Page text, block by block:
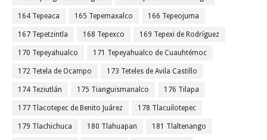
164 Tepeaca 165 Tepemaxalco 166 Tepeojuma
167 Tepetzintla 168 Tepexco 169 Tepexi de Rodríguez
170 Tepeyahualco 171 Tepeyahualco de Cuauhtémoc
172 Tetela de Ocampo 173 Teteles de Avila Castillo
174 Teziutlán 175 Tianguismanalco 176 Tilapa
177 Tlacotepec de Benito Juárez 178 Tlacuilotepec
179 Tlachichuca 180 Tlahuapan 181 Tlaltenango